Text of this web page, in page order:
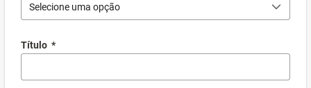
Selecione uma opção
Título *